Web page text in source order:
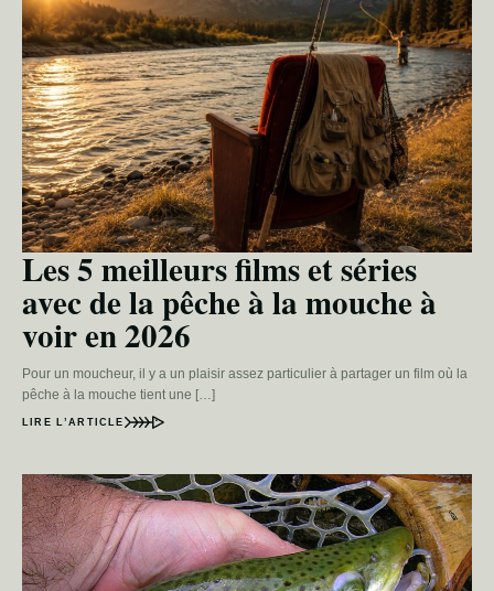
Les 5 meilleurs films et séries
avec de la pêche à la mouche à
voir en 2026
Pour un moucheur, il y a un plaisir assez particulier à partager un film où la
pêche à la mouche tient une […]
LIRE L’ARTICLE